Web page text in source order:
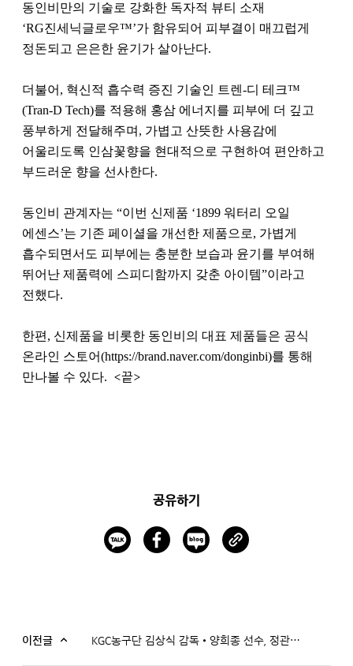
동인비만의 기술로 강화한 독자적 뷰티 소재
‘RG진세닉글로우™’가 함유되어 피부결이 매끄럽게
정돈되고 은은한 윤기가 살아난다.
더불어, 혁신적 흡수력 증진 기술인 트렌-디 테크™
(Tran-D Tech)를 적용해 홍삼 에너지를 피부에 더 깊고
풍부하게 전달해주며, 가볍고 산뜻한 사용감에
어울리도록 인삼꽃향을 현대적으로 구현하여 편안하고
부드러운 향을 선사한다.
동인비 관계자는 “이번 신제품 ‘1899 워터리 오일
에센스’는 기존 페이셜을 개선한 제품으로, 가볍게
흡수되면서도 피부에는 충분한 보습과 윤기를 부여해
뛰어난 제품력에 스피디함까지 갖춘 아이템”이라고
전했다.
한편, 신제품을 비롯한 동인비의 대표 제품들은 공식
온라인 스토어(https://brand.naver.com/donginbi)를 통해
만나볼 수 있다. <끝>
공유하기
이전글 KGC농구단 김상식 감독•양희종 선수, 정관장 일일 홍보대사로 활동